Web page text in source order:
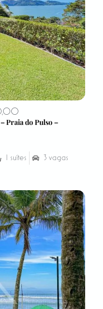
Praia do Pulso –
1 suítes 3 vagas